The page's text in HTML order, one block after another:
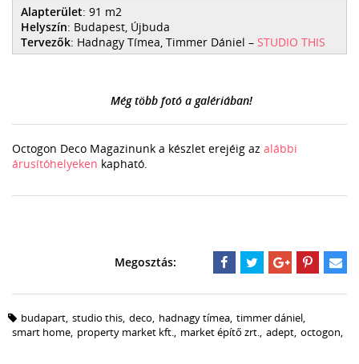
Alapterület: 91 m2
Helyszín: Budapest, Újbuda
Tervezők: Hadnagy Tímea, Timmer Dániel – STUDIO THIS
Még több fotó a galériában!
Octogon Deco Magazinunk a készlet erejéig az alábbi
árusítóhelyeken kapható.
budapart, studio this, deco, hadnagy tímea, timmer dániel,
smart home, property market kft., market építő zrt., adept, octogon,